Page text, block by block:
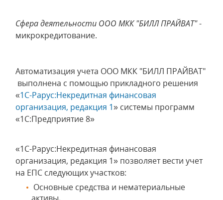
Сфера деятельности ООО МКК "БИЛЛ ПРАЙВАТ"-
микрокредитование.
Автоматизация учета ООО МКК "БИЛЛ ПРАЙВАТ"
выполнена с помощью прикладного решения
«1С-Рарус:Некредитная финансовая
организация, редакция 1» системы программ
«1С:Предприятие 8»
«1С-Рарус:Некредитная финансовая
организация, редакция 1» позволяет вести учет
на ЕПС следующих участков:
Основные средства и нематериальные